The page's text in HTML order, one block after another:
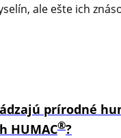
ale ešte ich
prírodné
HUMAC®?